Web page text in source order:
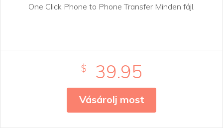
One Click Phone to Phone Transfer Minden fájl.
$ 39.95
Vásárolj most